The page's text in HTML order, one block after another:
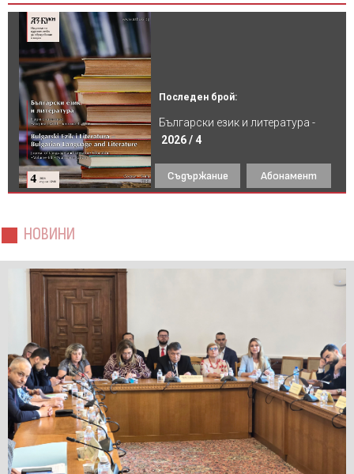
Последен брой:
Български език и литература -
2026 / 4
Съдържание Абонамент
НОВИНИ